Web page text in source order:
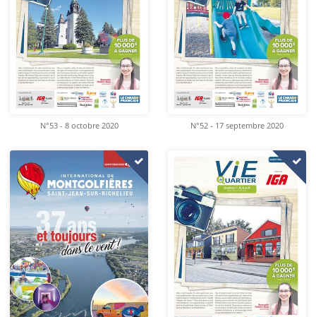
N°53 - 8 octobre 2020 N°52 - 17 septembre 2020